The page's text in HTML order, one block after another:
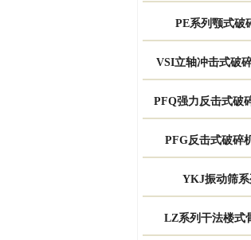
PE系列颚式破
VSI立轴冲击式破
PFQ强力反击式破
PFG反击式破碎
YKJ振动筛系
LZ系列干法楼式